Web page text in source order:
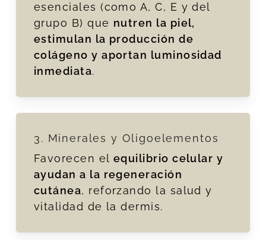
esenciales (como A, C, E y del
grupo B) que nutren la piel,
estimulan la producción de
colágeno y aportan luminosidad
inmediata.
3. Minerales y Oligoelementos
Favorecen el equilibrio celular y
ayudan a la regeneración
cutánea, reforzando la salud y
vitalidad de la dermis.